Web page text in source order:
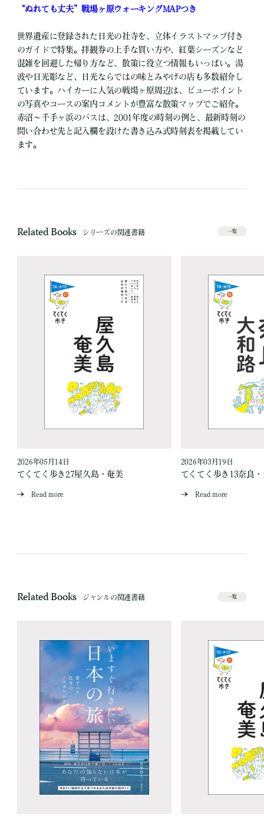
“ぬれても丈夫”戦場ヶ原ウォーキングMAPつき
世界遺産に登録された日光の社寺を、立体イラストマップ付き
のガイドで特集。拝観券の上手な買い方や、紅葉シーズンなど
混雑を回避した帰り方など、散策に役立つ情報もいっぱい。湯
波や日光彫など、日光ならではの味とみやげの店も多数紹介し
ています。ハイカーに人気の戦場ヶ原周辺は、ビューポイント
の写真やコースの案内コメントが豊富な散策マップでご紹介。
赤沼～千手ヶ浜のバスは、2001年度の時刻の例と、最新時刻の
問い合わせ先と記入欄を設けた書き込み式時刻表を掲載してい
ます。
Related Books シリーズの関連書籍 一覧
2026年05月14日
てくてく歩き27屋久島・奄美
Read more
2026年03月19日
てくてく歩き13奈良
Read more
Related Books ジャンルの関連書籍 一覧